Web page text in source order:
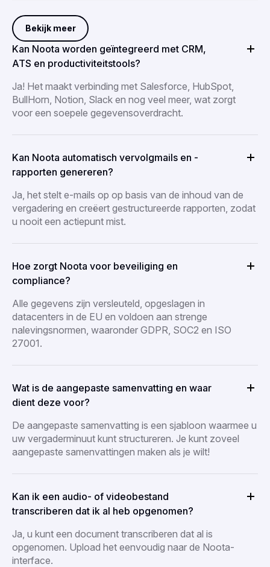
Bekijk meer
Kan Noota worden geïntegreerd met CRM,
ATS en productiviteitstools?
Ja! Het maakt verbinding met Salesforce, HubSpot,
BullHorn, Notion, Slack en nog veel meer, wat zorgt
voor een soepele gegevensoverdracht.
Kan Noota automatisch vervolgmails en -
rapporten genereren?
Ja, het stelt e-mails op op basis van de inhoud van de
vergadering en creëert gestructureerde rapporten, zodat
u nooit een actiepunt mist.
Hoe zorgt Noota voor beveiliging en
compliance?
Alle gegevens zijn versleuteld, opgeslagen in
datacenters in de EU en voldoen aan strenge
nalevingsnormen, waaronder GDPR, SOC2 en ISO
27001.
Wat is de aangepaste samenvatting en waar
dient deze voor?
De aangepaste samenvatting is een sjabloon waarmee u
uw vergaderminuut kunt structureren. Je kunt zoveel
aangepaste samenvattingen maken als je wilt!
Kan ik een audio- of videobestand
transcriberen dat ik al heb opgenomen?
Ja, u kunt een document transcriberen dat al is
opgenomen. Upload het eenvoudig naar de Noota-
interface.